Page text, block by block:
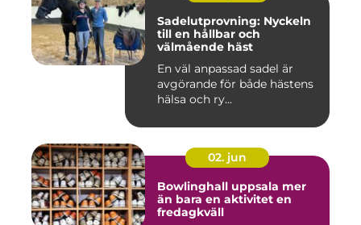
Sadelutprovning: Nyckeln
till en hållbar och
välmående häst
En väl anpassad sadel är
avgörande för både hästens
hälsa och ry...
02. jun
Bowlinghall uppsala mer
än bara en aktivitet en
fredagkväll